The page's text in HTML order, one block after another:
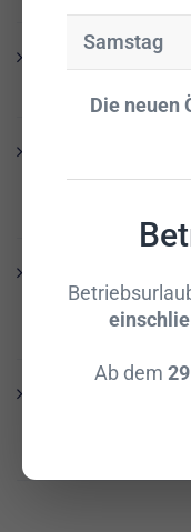
Teppiche als
Wohlbefinden im
Wenn Räume
der
21. Juli 2025
Farben in der
Samstag
Die neuen
Ab dem